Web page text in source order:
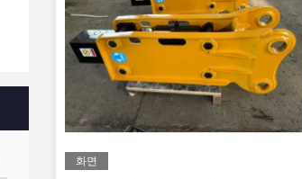
화면